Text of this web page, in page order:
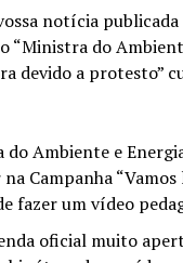
notícia publicada
“Ministra do
devido a protesto”
Ambiente e
Campanha “Vamos
fazer um vídeo
oficial muito